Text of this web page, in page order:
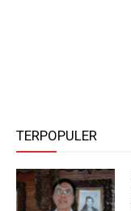
TERPOPULER